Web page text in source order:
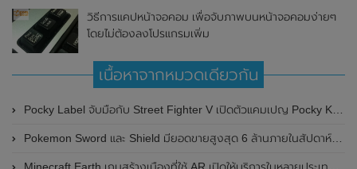
วิธีการแคปหน้าจอคอม เพื่อจับภาพบนหน้าจอคอมง่ายๆ
โดยไม่ต้องลงโปรแกรมเพิ่ม
เนื้อหาจากหมวดเดียวกัน
Pocky Label จับมือกับ Street Fighter V เปิดตัวแคมเปญ Pocky K.O. Challenge สำหรับนักเล่นเกมทั่วโลก
Pokemon Sword และ Shield มียอดขายสูงสุด 6 ล้านภายในสัปดาห์แรก